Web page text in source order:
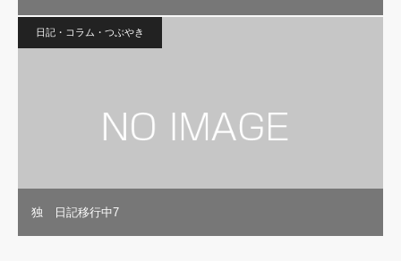
日記・コラム・つぶやき
独 日記移行中7